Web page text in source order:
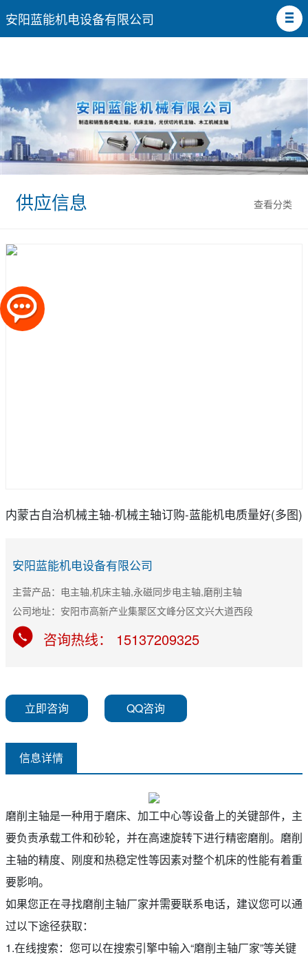
安阳蓝能机电设备有限公司
查看分类
供应信息
内蒙古自治机械主轴-机械主轴订购-蓝能机电质量好(多图)
安阳蓝能机电设备有限公司
主营产品：电主轴,机床主轴,永磁同步电主轴,磨削主轴
公司地址：安阳市高新产业集聚区文峰分区文兴大道西段
咨询热线： 15137209325
立即咨询 QQ咨询
信息详情
磨削主轴是一种用于磨床、加工中心等设备上的关键部件，主
要负责承载工件和砂轮，并在高速旋转下进行精密磨削。磨削
主轴的精度、刚度和热稳定性等因素对整个机床的性能有着重
要影响。
如果您正在寻找磨削主轴厂家并需要联系电话，建议您可以通
过以下途径获取：
1.在线搜索：您可以在搜索引擎中输入“磨削主轴厂家”等关键